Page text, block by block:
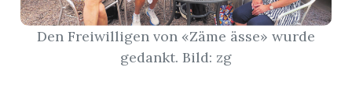
App
Den Freiwilligen von «Zäme ässe» wurde
gedankt. Bild: zg